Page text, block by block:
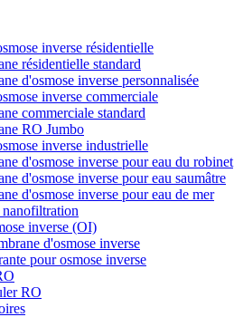
inverse résidentielle
résidentielle standard
d'osmose inverse personnalisée
inverse commerciale
commerciale standard
RO Jumbo
inverse industrielle
d'osmose inverse pour eau du robinet
d'osmose inverse pour eau saumâtre
d'osmose inverse pour eau de mer
inverse (OI)
d'osmose inverse
pour osmose inverse
RO